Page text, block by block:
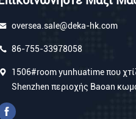
oversea.sale@deka-hk.com
86-755-33978058
1506#room yunhuatime που
Shenzhen περιοχής Baoan